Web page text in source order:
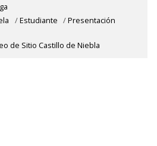
/Estudiante /Presentación
de Sitio Castillo de Niebla